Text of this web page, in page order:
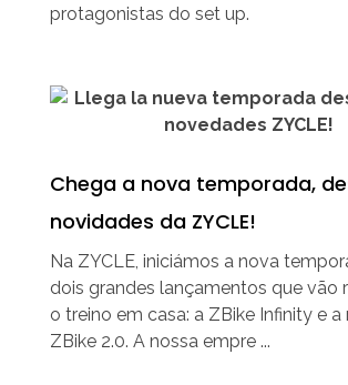
protagonistas do set up.
Chega a nova temporada,
novidades da ZYCLE!
Na ZYCLE, iniciámos a nova
dois grandes lançamentos que vão
o treino em casa: a ZBike Infinity e
ZBike 2.0. A nossa empre ...